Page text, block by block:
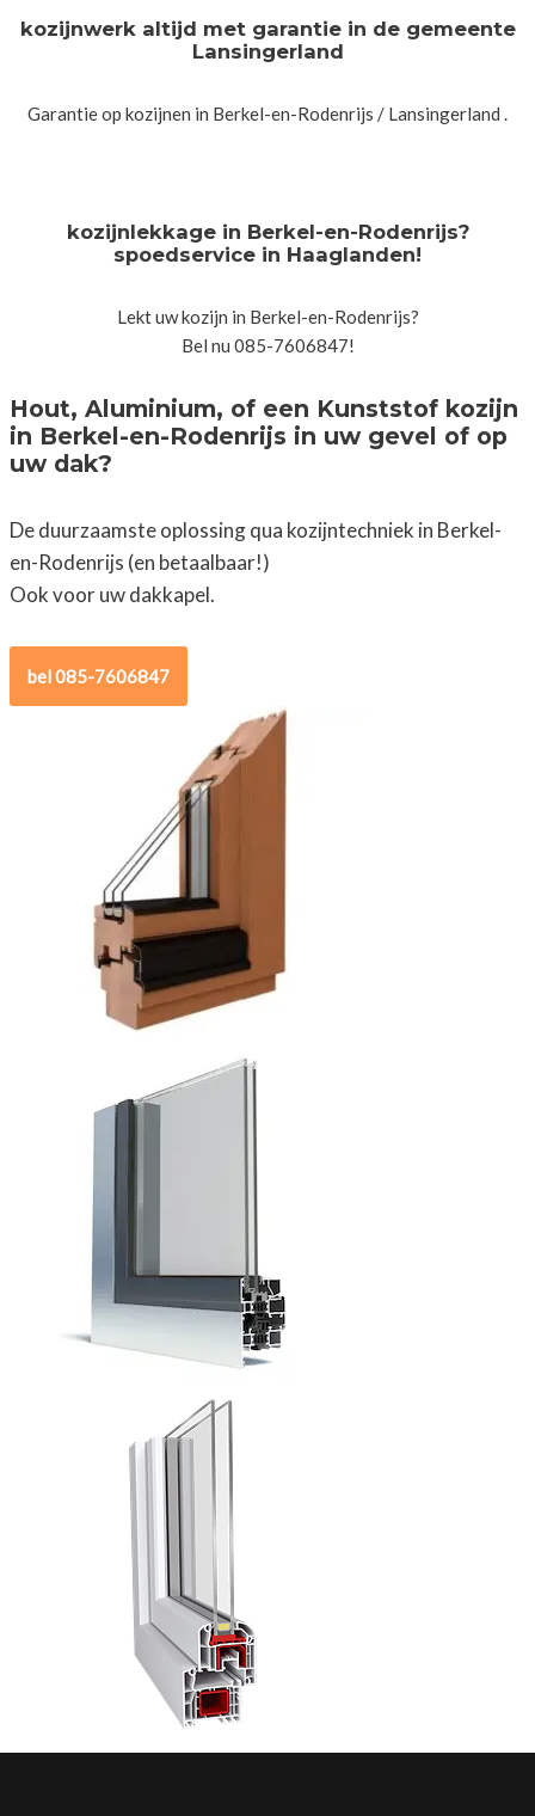
kozijnwerk altijd met garantie in de gemeente
Lansingerland
Garantie op kozijnen in Berkel-en-Rodenrijs / Lansingerland .
kozijnlekkage in Berkel-en-Rodenrijs?
spoedservice in Haaglanden!
Lekt uw kozijn in Berkel-en-Rodenrijs?
Bel nu 085-7606847!
Hout, Aluminium, of een Kunststof kozijn
in Berkel-en-Rodenrijs in uw gevel of op
uw dak?
De duurzaamste oplossing qua kozijntechniek in Berkel-
en-Rodenrijs (en betaalbaar!)
Ook voor uw dakkapel.
bel 085-7606847